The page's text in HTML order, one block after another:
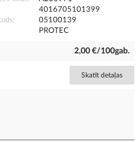
4016705101399
05100139
PROTEC
2,00 €/100gab.
Skatīt detaļas